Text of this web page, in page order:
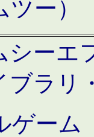
ー）
シーエ
ブラリ
ゲーム